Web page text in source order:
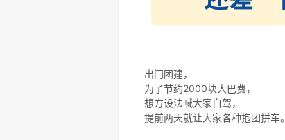
出门团建，
为了节约2000块大巴费，
想方设法喊大家自驾，
提前两天就让大家各种抱团拼车。